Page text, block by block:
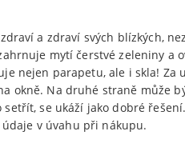
a zdraví svých blízkých,
mytí čerstvé zeleniny a
nejen parapetu, ale i skla!
okně. Na druhé straně může
setřít, se ukáží jako dobré
v úvahu při nákupu.